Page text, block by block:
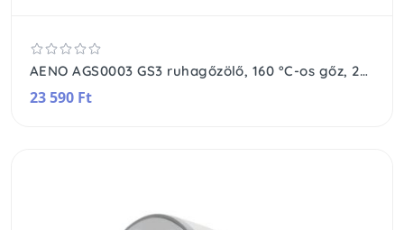
AENO AGS0003 GS3 ruhagőzölő, 160 °C-os gőz, 250 ml-es tartály, 3 üzemmód, LED visszajelzés, automatikus kikapcsolás
23 590 Ft